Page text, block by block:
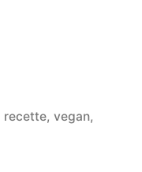
recette, vegan,